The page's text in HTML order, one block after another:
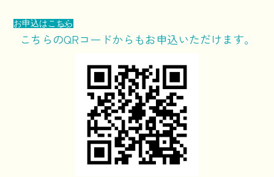
お申込はこちら
こちらのQRコードからもお申込いただけます。